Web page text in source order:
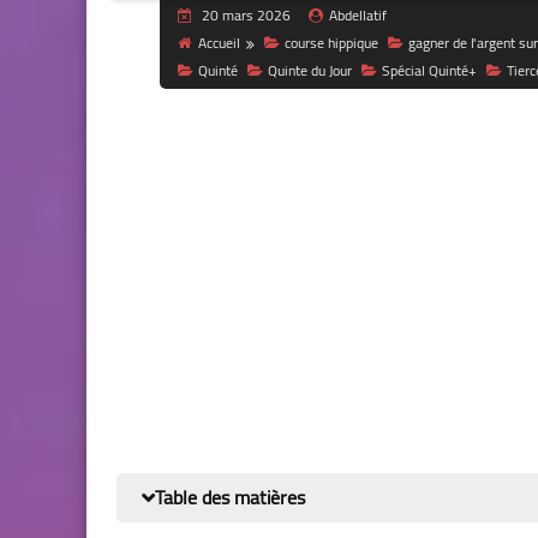
20 mars 2026
Abdellatif
Accueil
course hippique gagner de l'argent
Quinté
Quinte du Jour Spécial Quinté+
Table des matières